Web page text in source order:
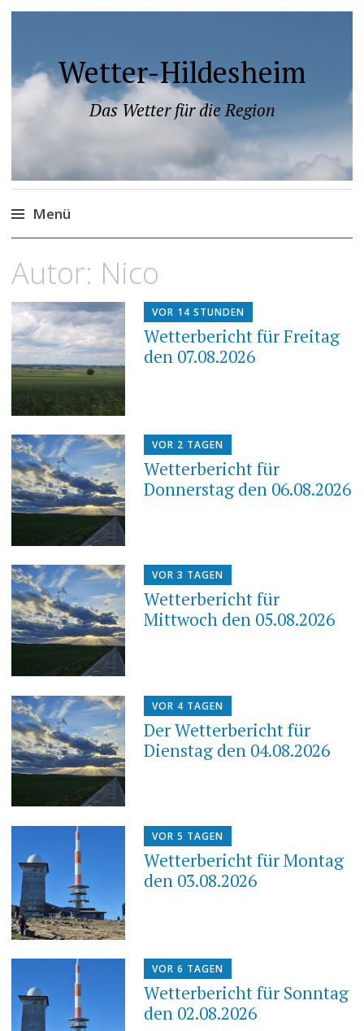
Wetter-Hildesheim
Das Wetter für die Region
Menü
Inhalt
Autor: Nico
VOR 14 STUNDEN
Wetterbericht für Freitag
den 07.08.2026
VOR 2 TAGEN
Wetterbericht für
Donnerstag den 06.08.2026
VOR 3 TAGEN
Wetterbericht für
Mittwoch den 05.08.2026
VOR 4 TAGEN
Der Wetterbericht für
Dienstag den 04.08.2026
VOR 5 TAGEN
Wetterbericht für Montag
den 03.08.2026
VOR 6 TAGEN
Wetterbericht für Sonntag
den 02.08.2026